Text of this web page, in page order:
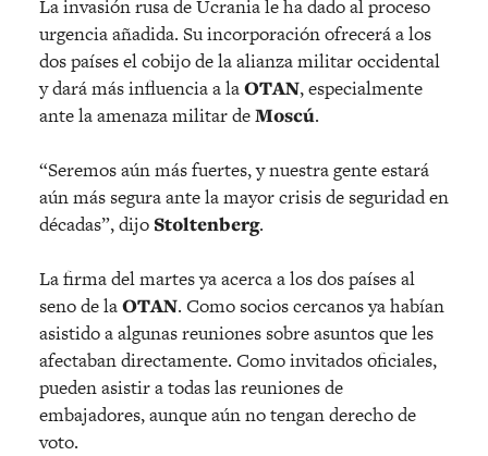
La invasión rusa de Ucrania le ha dado al proceso
urgencia añadida. Su incorporación ofrecerá a los
dos países el cobijo de la alianza militar occidental
y dará más influencia a laOTAN, especialmente
ante la amenaza militar deMoscú.
“Seremos aún más fuertes, y nuestra gente estará
aún más segura ante la mayor crisis de seguridad en
décadas”, dijo Stoltenberg.
La firma del martes ya acerca a los dos países al
seno de laOTAN. Como socios cercanos ya habían
asistido a algunas reuniones sobre asuntos que les
afectaban directamente. Como invitados oficiales,
pueden asistir a todas las reuniones de
embajadores, aunque aún no tengan derecho de
voto.